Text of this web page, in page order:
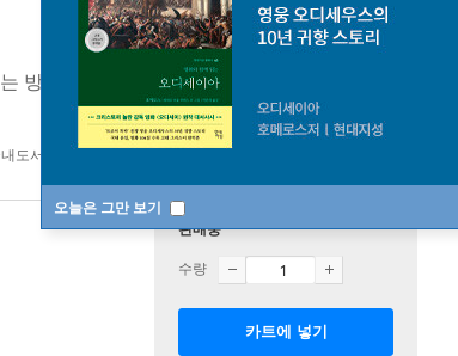
오늘은 그만 보기
방법
도서 top100 1주
판매중
수량
카트에 넣기